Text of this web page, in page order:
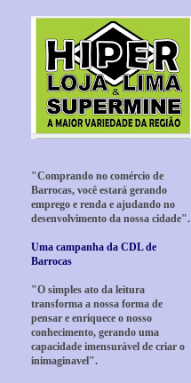
"Comprando no comércio de
Barrocas, você estará gerando
emprego e renda e ajudando no
desenvolvimento da nossa cidade".
Uma campanha da CDL de
Barrocas
"O simples ato da leitura
transforma a nossa forma de
pensar e enriquece o nosso
conhecimento, gerando uma
capacidade imensurável de criar o
inimaginavel".